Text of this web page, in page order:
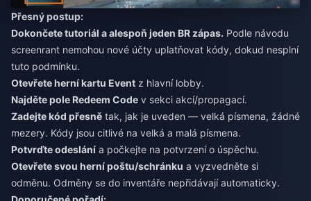
Přesný postup:
Dokončete tutoriál a alespoň jeden BR zápas. Podle návodu
screenrant nemohou nové účty uplatňovat kódy, dokud nesplní
tuto podmínku.
Otevřete herní kartu Event z hlavní lobby.
Najděte pole Redeem Code v sekci akcí/propagací.
Zadejte kód přesně tak, jak je uveden — velká písmena, žádné
mezery. Kódy jsou citlivé na velká a malá písmena.
Potvrďte odeslání a počkejte na potvrzení o úspěchu.
Otevřete svou herní poštu/schránku a vyzvedněte si
odměnu. Odměny se do inventáře nepřidávají automaticky.